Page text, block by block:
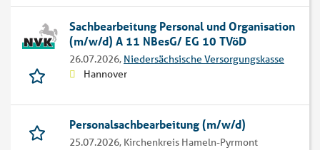
Sachbearbeitung Personal und Organisation
(m/w/d) A 11 NBesG/ EG 10 TVöD
26.07.2026, Niedersächsische Versorgungskasse
Hannover
Personalsachbearbeitung (m/w/d)
25.07.2026, Kirchenkreis Hameln-Pyrmont